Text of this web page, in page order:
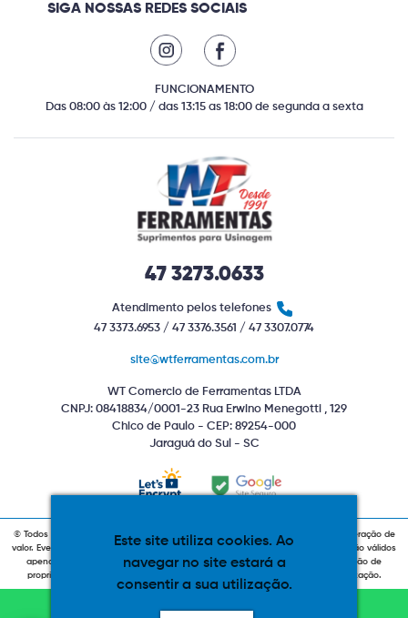
SIGA NOSSAS REDES SOCIAIS
FUNCIONAMENTO
Das 08:00 às 12:00 / das 13:15 as 18:00 de segunda a sexta
47 3273.0633
Atendimento pelos telefones
47 3373.6953 / 47 3376.3561 / 47 3307.0774
site@wtferramentas.com.br
WT Comercio de Ferramentas LTDA
CNPJ: 08418834/0001-23 Rua Erwino Menegotti , 129
Chico de Paulo - CEP: 89254-000
Jaraguá do Sul - SC
© Todos os direitos reservados. Produtos com estoque indiponível sujeitos a alteração de
valor. Eventuais promoções, descontos e prazos de pagamento expostos aqui são válidos
apenas para compras via internet. As fotos, textos e layout aqui veiculados são de
propriedade da Loja. É proibida a utilização total ou parcial sem nossa autorização.
Este site utiliza cookies. Ao
navegar no site estará a
consentir a sua utilização.